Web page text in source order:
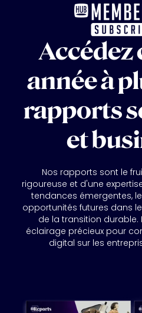
Accédez
année à
rapports
et
Nos rapports sont le
rigoureuse et d'une
tendances émergentes,
opportunités futures dans
de la transition durable.
éclairage précieux pour
digital sur les